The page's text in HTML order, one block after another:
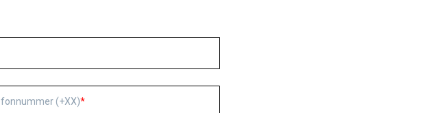
(+XX)